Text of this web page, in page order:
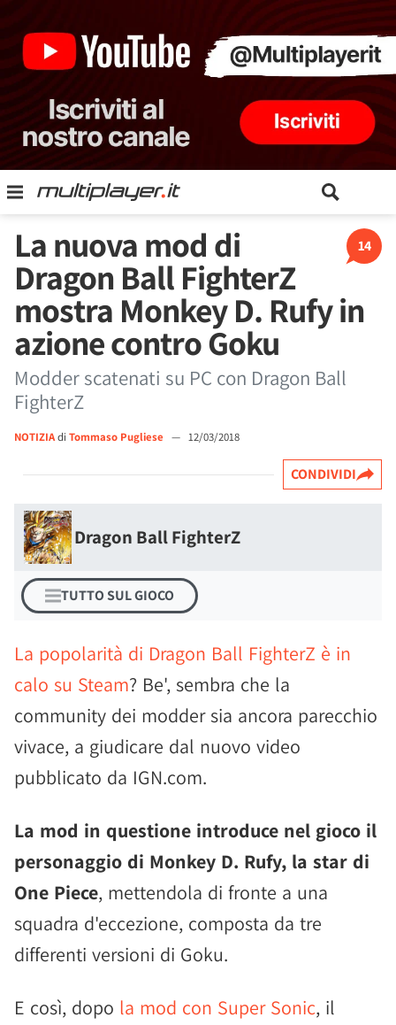
14
La nuova mod di
Dragon Ball FighterZ
mostra Monkey D. Rufy in
azione contro Goku
Modder scatenati su PC con Dragon Ball
FighterZ
NOTIZIAdi Tommaso Pugliese — 12/03/2018
CONDIVIDI
Dragon Ball FighterZ
TUTTO SUL GIOCO
La popolarità di Dragon Ball FighterZ è in
calo su Steam? Be', sembra che la
community dei modder sia ancora parecchio
vivace, a giudicare dal nuovo video
pubblicato da IGN.com.
La mod in questione introduce nel gioco il
personaggio di Monkey D. Rufy, la star di
One Piece, mettendola di fronte a una
squadra d'eccezione, composta da tre
differenti versioni di Goku.
E così, dopo la mod con Super Sonic, il